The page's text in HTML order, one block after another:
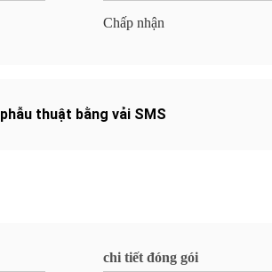
Chấp nhận
thuật bằng vải SMS
chi tiết đóng gói